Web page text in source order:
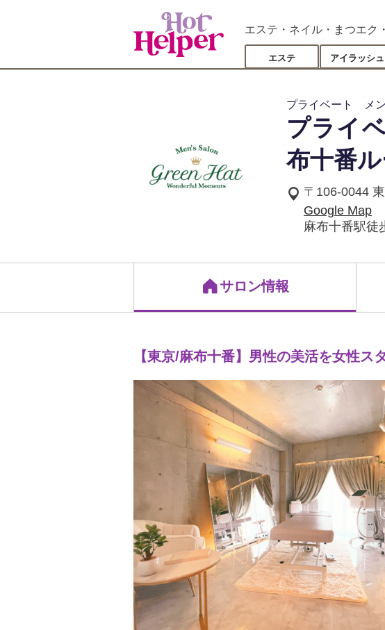
エステ・ネイル・まつエク
エステ アイラッシュ
プライベート メン
プライ
布十番
〒106-0044
Google Map
麻布十番駅徒
サロン情報
【東京/麻布十番】男性の美活を女性